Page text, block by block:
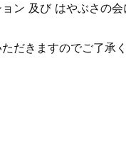
ン 及び はやぶさの
だきますのでご了承く